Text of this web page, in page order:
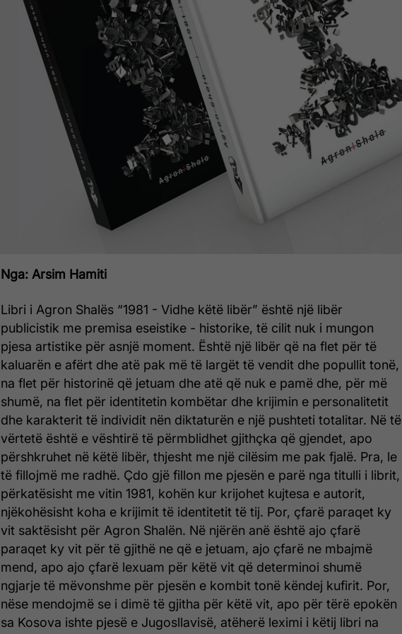
Nga: Arsim Hamiti
Libri i Agron Shalës “1981 - Vidhe këtë libër” është një libër
publicistik me premisa eseistike - historike, të cilit nuk i mungon
pjesa artistike për asnjë moment. Është një libër që na flet për të
kaluarën e afërt dhe atë pak më të largët të vendit dhe popullit tonë,
na flet për historinë që jetuam dhe atë që nuk e pamë dhe, për më
shumë, na flet për identitetin kombëtar dhe krijimin e personalitetit
dhe karakterit të individit nën diktaturën e një pushteti totalitar. Në të
vërtetë është e vështirë të përmblidhet gjithçka që gjendet, apo
përshkruhet në këtë libër, thjesht me një cilësim me pak fjalë. Pra, le
të fillojmë me radhë. Çdo gjë fillon me pjesën e parë nga titulli i librit,
përkatësisht me vitin 1981, kohën kur krijohet kujtesa e autorit,
njëkohësisht koha e krijimit të identitetit të tij. Por, çfarë paraqet ky
vit saktësisht për Agron Shalën. Në njërën anë është ajo çfarë
paraqet ky vit për të gjithë ne që e jetuam, ajo çfarë ne mbajmë
mend, apo ajo çfarë lexuam për këtë vit që determinoi shumë
ngjarje të mëvonshme për pjesën e kombit tonë këndej kufirit. Por,
nëse mendojmë se i dimë të gjitha për këtë vit, apo për tërë epokën
sa Kosova ishte pjesë e Jugosllavisë, atëherë leximi i këtij libri na